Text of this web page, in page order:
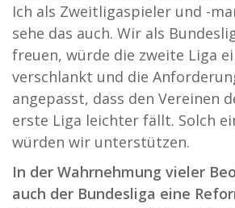
Ich als Zweitligaspieler und -
sehe das auch. Wir als
freuen, würde die zweite Liga
verschlankt und die
angepasst, dass den Vereinen
erste Liga leichter fällt. Solch
würden wir unterstützen.
In der Wahrnehmung vieler
auch der Bundesliga eine